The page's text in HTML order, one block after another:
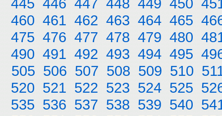
445 446 447 448 449 450
460 461 462 463 464 465
475 476 477 478 479 480
490 491 492 493 494 495
505 506 507 508 509 510
520 521 522 523 524 525
535 536 537 538 539 540